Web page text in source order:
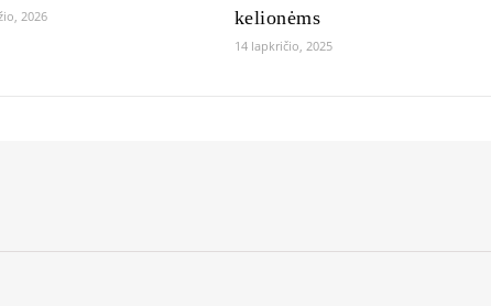
2026
kelionėms
14 lapkričio, 2025